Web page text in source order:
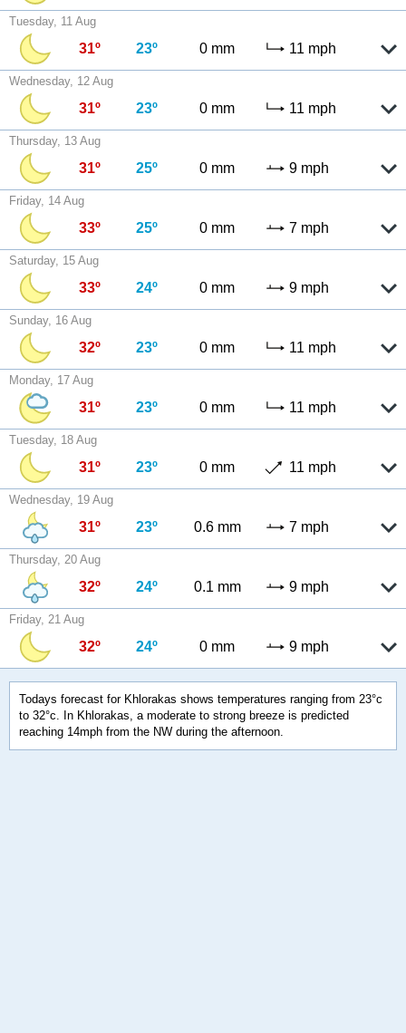
Tuesday, 11 Aug
31º 23º 0 mm 11 mph
Wednesday, 12 Aug
31º 23º 0 mm 11 mph
Thursday, 13 Aug
31º 25º 0 mm 9 mph
Friday, 14 Aug
33º 25º 0 mm 7 mph
Saturday, 15 Aug
33º 24º 0 mm 9 mph
Sunday, 16 Aug
32º 23º 0 mm 11 mph
Monday, 17 Aug
31º 23º 0 mm 11 mph
Tuesday, 18 Aug
31º 23º 0 mm 11 mph
Wednesday, 19 Aug
31º 23º 0.6 mm 7 mph
Thursday, 20 Aug
32º 24º 0.1 mm 9 mph
Friday, 21 Aug
32º 24º 0 mm 9 mph
Todays forecast for Khlorakas shows temperatures ranging from 23°c
to 32°c. In Khlorakas, a moderate to strong breeze is predicted
reaching 14mph from the NW during the afternoon.